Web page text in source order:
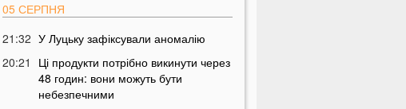
05 СЕРПНЯ
21:32 У Луцьку зафіксували аномалію
20:21
Ці продукти потрібно викинути через
48 годин: вони можуть бути
небезпечними